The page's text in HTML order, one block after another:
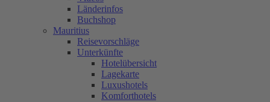
Länderinfos
Buchshop
Mauritius
Reisevorschläge
Unterkünfte
Hotelübersicht
Lagekarte
Luxushotels
Komforthotels